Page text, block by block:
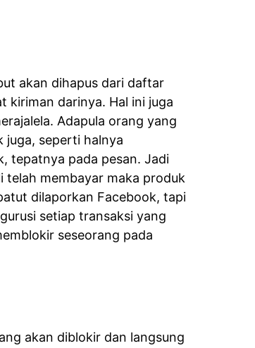
akan dihapus dari daftar
kiriman darinya. Hal ini juga
Adapula orang yang
juga, seperti halnya
tepatnya pada pesan. Jadi
telah membayar maka produk
dilaporkan Facebook, tapi
setiap transaksi yang
seseorang pada
akan diblokir dan langsung